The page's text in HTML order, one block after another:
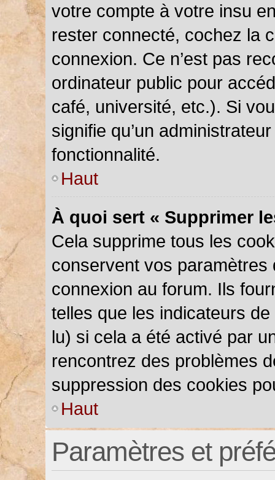
votre compte à votre insu
rester connecté, cochez la
connexion. Ce n’est pas
ordinateur public pour
café, université, etc.). Si
signifie qu’un
fonctionnalité.
Haut
À quoi sert « Supprimer
Cela supprime tous les
conservent vos paramètres
connexion au forum. Ils
telles que les indicateurs
lu) si cela a été activé par
rencontrez des problèmes
suppression des cookies
Haut
Paramètres et